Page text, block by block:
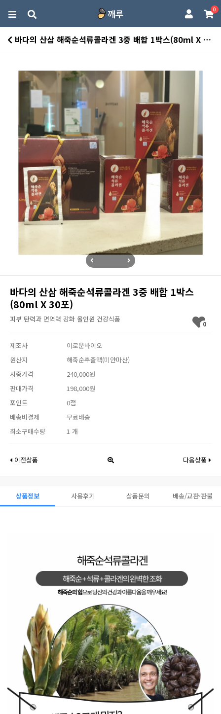
0
바다의 산삼 해죽순석류콜라겐 3중 배합 1박스(80ml X 30포) > 일반식품
바다의 산삼 해죽순석류콜라겐 3중 배합 1박스
(80ml X 30포)
피부 탄력과 면역력 강화 올인원 건강식품
0
제조사
이로운바이오
원산지
해죽순추출액(미얀마산)
시중가격
240,000원
판매가격
198,000원
포인트
0점
배송비결제
무료배송
최소구매수량
1 개
이전상품 다음상품
상품정보 사용후기 상품문의 배송/교환·환불